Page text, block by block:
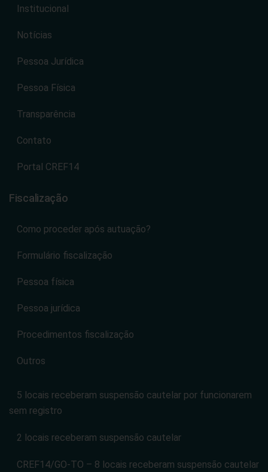
Institucional
Notícias
Pessoa Jurídica
Pessoa Física
Transparência
Contato
Portal CREF14
Fiscalização
Como proceder após autuação?
Formulário fiscalização
Pessoa física
Pessoa jurídica
Procedimentos fiscalização
Outros
5 locais receberam suspensão cautelar por funcionarem
sem registro
2 locais receberam suspensão cautelar
CREF14/GO-TO – 8 locais receberam suspensão cautelar